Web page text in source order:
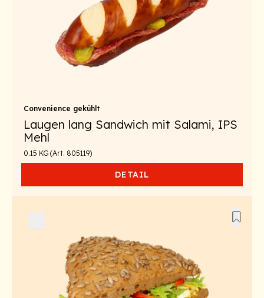
Convenience gekühlt
Laugen lang Sandwich mit Salami, IPS
Mehl
0.15 KG (Art. 805119)
DETAIL